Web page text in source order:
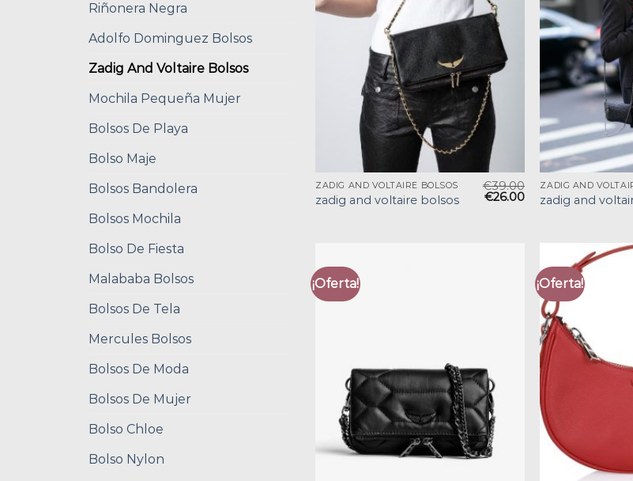
Riñonera Negra
Adolfo Dominguez Bolsos
Zadig And Voltaire Bolsos
Mochila Pequeña Mujer
Bolsos De Playa
Bolso Maje
Bolsos Bandolera
Bolsos Mochila
Bolso De Fiesta
Malababa Bolsos
Bolsos De Tela
Mercules Bolsos
Bolsos De Moda
Bolsos De Mujer
Bolso Chloe
Bolso Nylon
ZADIG AND VOLTAIRE BOLSOS
zadig and voltaire bolsos
€39.00
€26.00
ZADIG AND
zadig and
¡Oferta! ¡Oferta!